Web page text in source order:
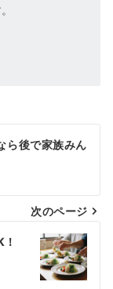
ら後で家族みん
次のページ